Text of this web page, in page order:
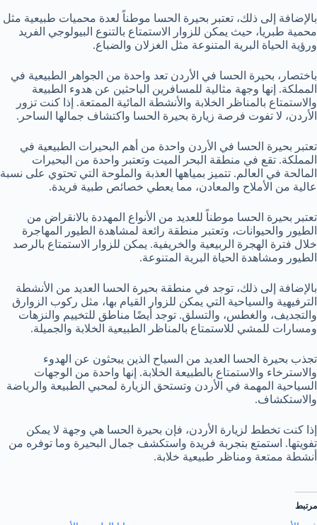
بالإضافة إلى ذلك، تعتبر بحيرة الحسا موطناً لعدة محميات طبيعية مثل
محمية طبريا، حيث يمكن للزوار الاستمتاع بالتنوع البيولوجي الفريد
ورؤية الحياة البرية المتنوعة مثل الغزلان والضباع.
باختصار، بحيرة الحسا في الأردن تعد واحدة من الجواهر الطبيعية في
المملكة. إنها وجهة مثالية للمسافرين الباحثين عن هدوء الطبيعة
والاستمتاع بالمناظر الخلابة والأنشطة المائية الممتعة. إذا كنت تزور
الأردن، لا تفوت فرصة زيارة بحيرة الحسا واكتشاف جمالها الساحر.
تعتبر بحيرة الحسا في الأردن واحدة من أهم البحيرات الطبيعية في
المملكة. تقع في منطقة البحر الميت وتعتبر واحدة من البحيرات
المالحة في العالم. تتميز بمياهها العذبة والملوحة التي تحتوي على نسبة
عالية من الأملاح والمعادن، مما يعطي خصائص طبية فريدة.
تعتبر بحيرة الحسا موطناً للعديد من الأنواع المهددة بالانقراض من
الطيور والحيوانات، وتعتبر منطقة رائعة لمشاهدة الطيور المهاجرة
خلال فترة الهجرة الربيعية والخريفية. يمكن للزوار الاستمتاع بالرصد
الطيور ومشاهدة الحياة البرية المتنوعة.
بالإضافة إلى ذلك، توجد في منطقة بحيرة الحسا العديد من الأنشطة
الترفيهية والسياحية التي يمكن للزوار القيام بها، مثل ركوب الزوارق
والتجديف، والغطس، والتسلق. توجد أيضًا مناطق للتخييم والنزهات
ومسارات للمشي للاستمتاع بالمناظر الطبيعية الخلابة والجميلة.
تجذب بحيرة الحسا العديد من السياح الذين يبحثون عن الهدوء
والاسترخاء والاستمتاع بالطبيعة الخلابة. إنها واحدة من الوجهات
السياحية المهمة في الأردن وتستحق الزيارة لمحبي الطبيعة والرياضة
والاستكشاف.
إذا كنت تخطط لزيارة الأردن، فإن بحيرة الحسا هي وجهة لا يمكن
تفويتها. استمتع بتجربة فريدة واستكشف جمال البحيرة وما توفره من
أنشطة ممتعة ومناظر طبيعية خلابة.
مرتبط